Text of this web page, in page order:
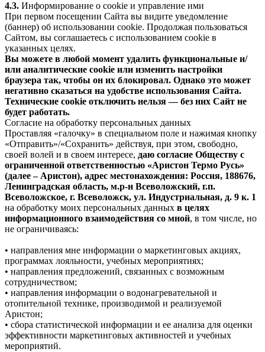
4.3. Информирование о cookie и управление ими
При первом посещении Сайта вы видите уведомление
(баннер) об использовании cookie. Продолжая пользоваться
Сайтом, вы соглашаетесь с использованием cookie в
указанных целях.
Вы можете в любой момент удалить функциональные и/
или аналитические cookie или изменить настройки
браузера так, чтобы он их блокировал. Однако это может
негативно сказаться на удобстве использования Сайта.
Технические cookie отключить нельзя — без них Сайт не
будет работать.
Согласие на обработку персональных данных
Проставляя «галочку» в специальном поле и нажимая кнопку
«Отправить»/«Сохранить» действуя, при этом, свободно,
своей волей и в своем интересе, даю согласие Обществу с
ограниченной ответственностью «Аристон Термо Русь»
(далее – Аристон), адрес местонахождения: Россия, 188676,
Ленинградская область, м.р-н Всеволожский, г.п.
Всеволожское, г. Всеволожск, ул. Индустриальная, д. 9 к. 1
на обработку моих персональных данных в целях
информационного взаимодействия со мной, в том числе, но
не ограничиваясь:
• направления мне информации о маркетинговых акциях,
программах лояльности, учебных мероприятиях;
• направления предложений, связанных с возможным
сотрудничеством;
• направления информации о водонагревательной и
отопительной технике, производимой и реализуемой
Аристон;
• сбора статистической информации и ее анализа для оценки
эффективности маркетинговых активностей и учебных
мероприятий.